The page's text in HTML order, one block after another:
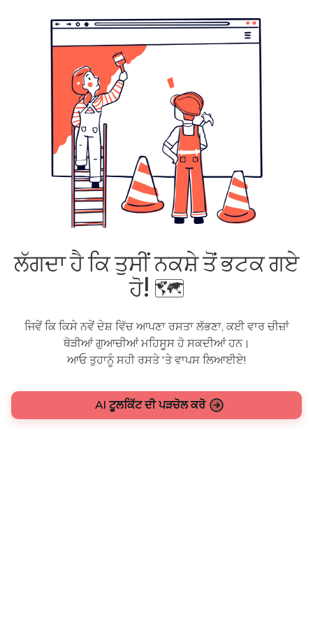
ਲੱਗਦਾ ਹੈ ਕਿ ਤੁਸੀਂ ਨਕਸ਼ੇ ਤੋਂ ਭਟਕ ਗਏ
ਹੋ! 🗺️
ਜਿਵੇਂ ਕਿ ਕਿਸੇ ਨਵੇਂ ਦੇਸ਼ ਵਿੱਚ ਆਪਣਾ ਰਸਤਾ ਲੱਭਣਾ, ਕਈ ਵਾਰ ਚੀਜ਼ਾਂ
ਥੋੜੀਆਂ ਗੁਆਚੀਆਂ ਮਹਿਸੂਸ ਹੋ ਸਕਦੀਆਂ ਹਨ।
ਆਓ ਤੁਹਾਨੂੰ ਸਹੀ ਰਸਤੇ 'ਤੇ ਵਾਪਸ ਲਿਆਈਏ!
AI ਟੂਲਕਿੱਟ ਦੀ ਪੜਚੋਲ ਕਰੋ